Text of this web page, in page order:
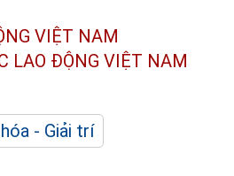
VIỆT NAM
LAO ĐỘNG VIỆT NAM
- Giải trí